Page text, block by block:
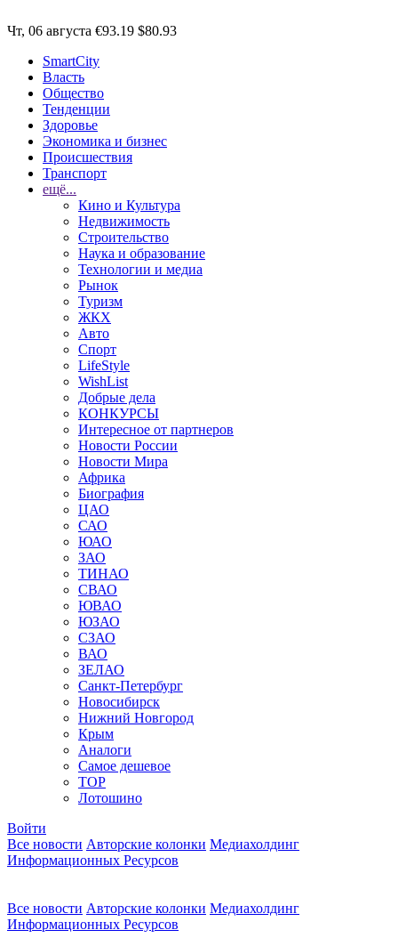
Чт, 06 августа €93.19 $80.93
SmartCity
Власть
Общество
Тенденции
Здоровье
Экономика и бизнес
Происшествия
Транспорт
ещё...
Кино и Культура
Недвижимость
Строительство
Наука и образование
Технологии и медиа
Рынок
Туризм
ЖКХ
Авто
Спорт
LifeStyle
WishList
Добрые дела
КОНКУРСЫ
Интересное от партнеров
Новости России
Новости Мира
Африка
Биография
ЦАО
САО
ЮАО
ЗАО
ТИНАО
СВАО
ЮВАО
ЮЗАО
СЗАО
ВАО
ЗЕЛАО
Санкт-Петербург
Новосибирск
Нижний Новгород
Крым
Аналоги
Самое дешевое
TOP
Лотошино
Войти
Все новости Авторские колонки Медиахолдинг
Информационных Ресурсов
Все новости Авторские колонки Медиахолдинг
Информационных Ресурсов